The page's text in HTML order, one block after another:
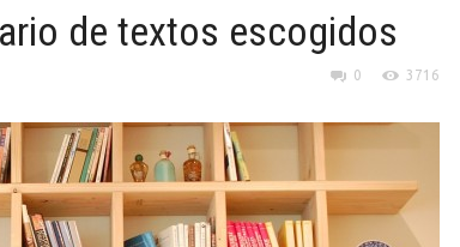
de textos escogidos
0 3716